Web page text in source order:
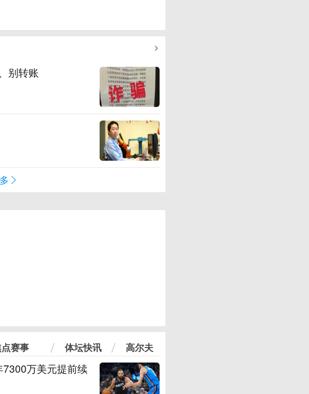
别转账
赛事 体坛快讯 高尔夫
万美元提前续